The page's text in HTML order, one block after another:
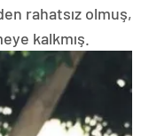
rahatsız olmuş,
kalkmış.